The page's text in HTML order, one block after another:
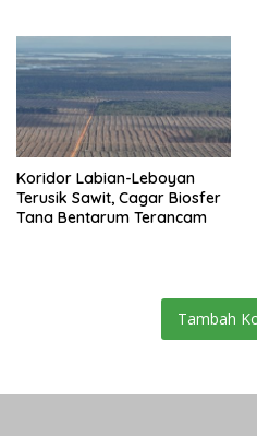
Koridor Labian-Leboyan
Terusik Sawit, Cagar Biosfer
Tana Bentarum Terancam
Tambah